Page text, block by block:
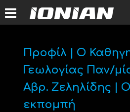
Προφίλ | Ο
Γεωλογίας Παν/
Αβρ. Ζεληλίδης |
εκπομπή